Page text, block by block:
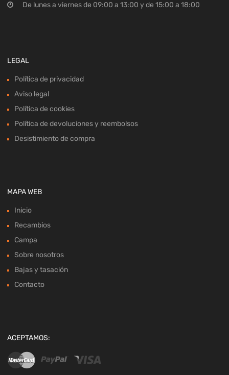
De lunes a viernes de 09:00 a 13:00 y de 15:00 a 18:00
LEGAL
Política de privacidad
Aviso legal
Política de cookies
Política de devoluciones y reembolsos
Desistimiento de compra
MAPA WEB
Inicio
Recambios
Campa
Sobre nosotros
Bajas y tasación
Contacto
ACEPTAMOS: